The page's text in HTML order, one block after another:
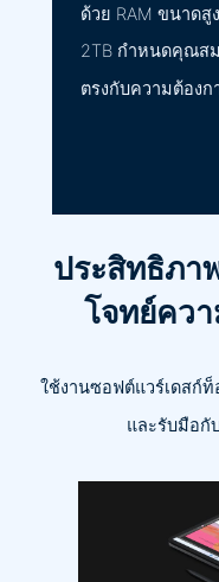
ด้วย RAM ขนาดสู
2TB กำหนดคุณส
ตรงกับความต้อง
ประสิทธิภา
โจทย์คว
ใช้งานซอฟต์แวร์เดสก์
และรับมือกั